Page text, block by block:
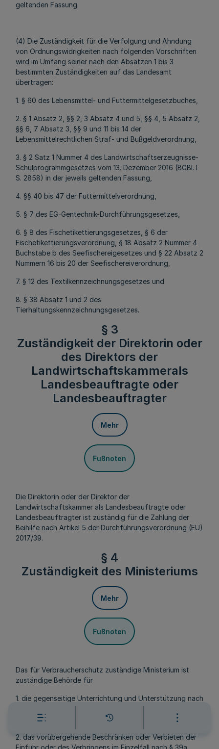
geltenden Fassung.
(4) Die Zuständigkeit für die Verfolgung und Ahndung
von Ordnungswidrigkeiten nach folgenden Vorschriften
wird im Umfang seiner nach den Absätzen 1 bis 3
bestimmten Zuständigkeiten auf das Landesamt
übertragen:
1. § 60 des Lebensmittel- und Futtermittelgesetzbuches,
2. § 1 Absatz 2, §§ 2, 3 Absatz 4 und 5, §§ 4, 5 Absatz 2,
§§ 6, 7 Absatz 3, §§ 9 und 11 bis 14 der
Lebensmittelrechtlichen Straf- und Bußgeldverordnung,
3. § 2 Satz 1 Nummer 4 des Landwirtschaftserzeugnisse-
Schulprogrammgesetzes vom 13. Dezember 2016 (BGBl. I
S. 2858) in der jeweils geltenden Fassung,
4. §§ 40 bis 47 der Futtermittelverordnung,
5. § 7 des EG-Gentechnik-Durchführungsgesetzes,
6. § 8 des Fischetikettierungsgesetzes, § 6 der
Fischetikettierungsverordnung, § 18 Absatz 2 Nummer 4
Buchstabe b des Seefischereigesetzes und § 22 Absatz 2
Nummern 16 bis 20 der Seefischereiverordnung,
7. § 12 des Textilkennzeichnungsgesetzes und
8. § 38 Absatz 1 und 2 des
Tierhaltungskennzeichnungsgesetzes.
§ 3
Zuständigkeit der Direktorin oder
des Direktors der
Landwirtschaftskammerals
Landesbeauftragte oder
Landesbeauftragter
Mehr
Fußnoten
Die Direktorin oder der Direktor der
Landwirtschaftskammer als Landesbeauftragte oder
Landesbeauftragter ist zuständig für die Zahlung der
Beihilfe nach Artikel 5 der Durchführungsverordnung (EU)
2017/39.
§ 4
Zuständigkeit des Ministeriums
Mehr
Fußnoten
Das für Verbraucherschutz zuständige Ministerium ist
zuständige Behörde für
1. die gegenseitige Unterrichtung und Unterstützung nach
§ 38 Absatz 3, 4, 6 und 7 des Lebensmittel- und
Futtermittelgesetzbuches,
2. das vorübergehende Beschränken oder Verbieten der
Einfuhr oder des Verbringens im Einzelfall nach § 39a